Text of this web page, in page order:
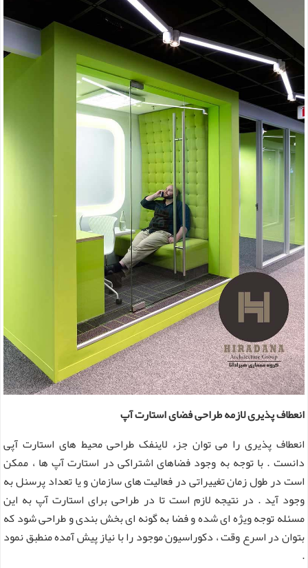
انعطاف پذیری لازمه طراحی فضای استارت آپ
انعطاف پذیری را می توان جزء لاینفک طراحی محیط های استارت آپی
دانست . با توجه به وجود فضاهای اشتراکی در استارت آپ ها ، ممکن
است در طول زمان تغییراتی در فعالیت های سازمان و یا تعداد پرسنل به
وجود آید . در نتیجه لازم است تا در طراحی برای استارت آپ به این
مسئله توجه ویژه ای شده و فضا به گونه ای بخش بندی و طراحی شود که
بتوان در اسرع وقت ، دکوراسیون موجود را با نیاز پیش آمده منطبق نمود
.